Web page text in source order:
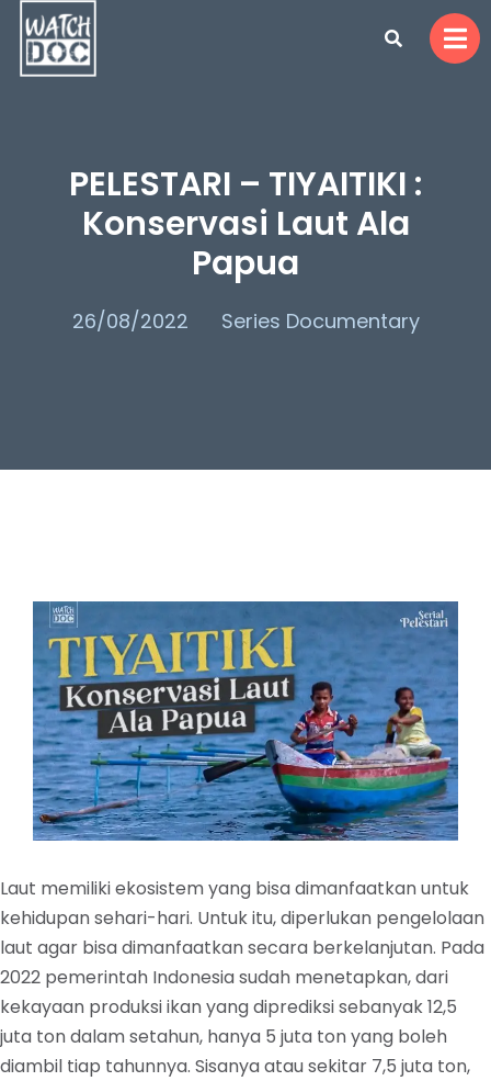
PELESTARI – TIYAITIKI :
Konservasi Laut Ala
Papua
26/08/2022 Series Documentary
Laut memiliki ekosistem yang bisa dimanfaatkan untuk
kehidupan sehari-hari. Untuk itu, diperlukan pengelolaan
laut agar bisa dimanfaatkan secara berkelanjutan. Pada
2022 pemerintah Indonesia sudah menetapkan, dari
kekayaan produksi ikan yang diprediksi sebanyak 12,5
juta ton dalam setahun, hanya 5 juta ton yang boleh
diambil tiap tahunnya. Sisanya atau sekitar 7,5 juta ton,